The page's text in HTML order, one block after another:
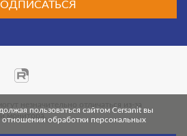
незначительно отличаться из-за
монитора.
пользоваться сайтом Cersanit вы
отношении обработки персональных